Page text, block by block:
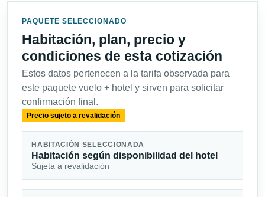
PAQUETE SELECCIONADO
Habitación, plan, precio y
condiciones de esta cotización
Estos datos pertenecen a la tarifa observada para
este paquete vuelo + hotel y sirven para solicitar
confirmación final.
Precio sujeto a revalidación
HABITACIÓN SELECCIONADA
Habitación según disponibilidad del hotel
Sujeta a revalidación